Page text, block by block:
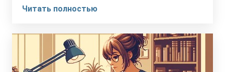
Читать полностью